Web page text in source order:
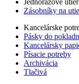
Jednorazové
Zásobníky na
Kancelárske
Pásky do
Kancelársky
Písacie potreby
Archivácia
Tlačivá